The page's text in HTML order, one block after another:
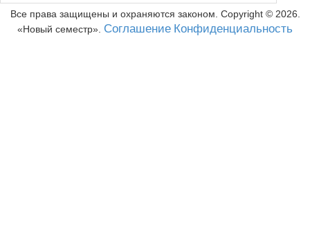
Все права защищены и охраняются законом. Copyright © 2026.
Новый семестр . Соглашение Конфиденциальность